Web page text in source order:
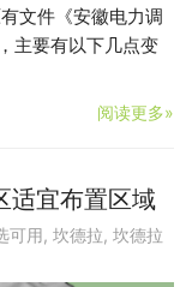
文件《安徽电力调
主要有以下几点变
阅读更多»
适宜布置区域
可用, 坎德拉, 坎德拉